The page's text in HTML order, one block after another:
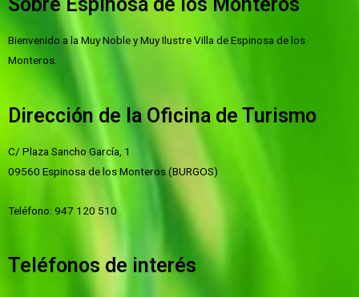
Bienvenido a la Muy Noble y Muy Ilustre Villa de Espinosa de los
Monteros.
Dirección de la Oficina de Turismo
C/ Plaza Sancho García, 1
09560 Espinosa de los Monteros (BURGOS)
Teléfono: 947 120 510
Teléfonos de interés